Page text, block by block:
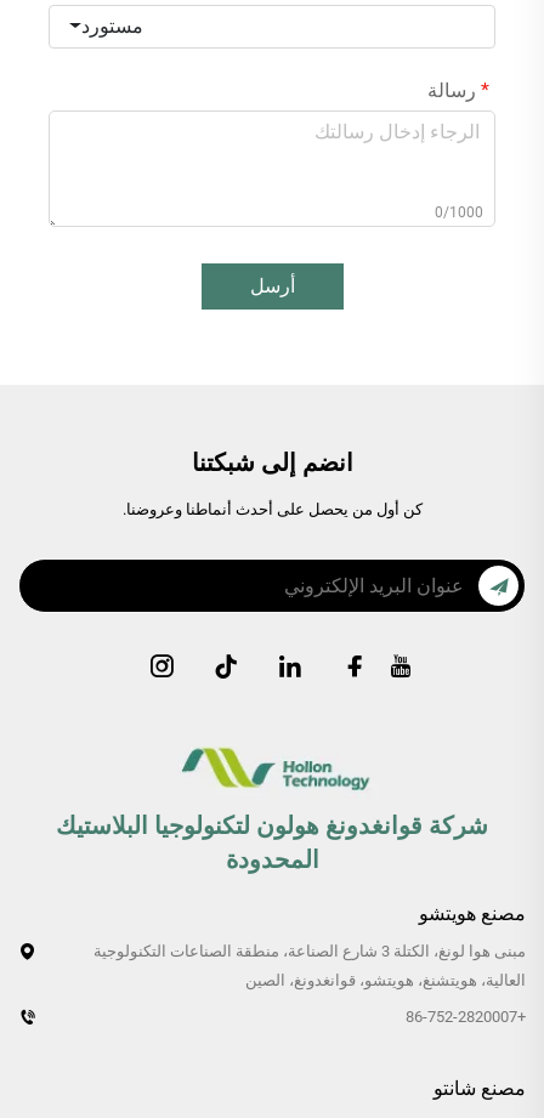
مستورد
رسالة
0/1000
أرسل
انضم إلى شبكتنا
كن أول من يحصل على أحدث أنماطنا وعروضنا.
شركة قوانغدونغ هولون لتكنولوجيا البلاستيك
المحدودة
مصنع هويتشو
مبنى هوا لونغ، الكتلة 3 شارع الصناعة، منطقة الصناعات التكنولوجية
العالية، هويتشنغ، هويتشو، قوانغدونغ، الصين
+86-752-2820007
مصنع شانتو